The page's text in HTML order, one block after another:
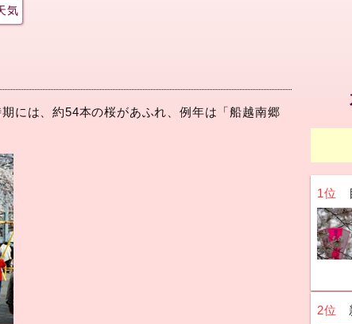
気
には、約54本の桜があふれ、例年は「船越南郷
1位
2位